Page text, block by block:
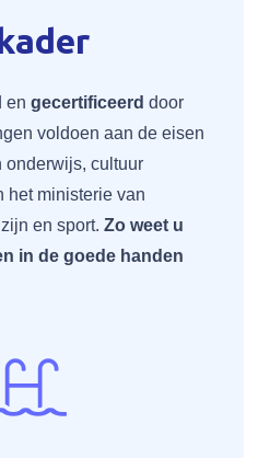
en gecertificeerd door
voldoen aan de eisen
onderwijs, cultuur
het ministerie van
en sport. Zo weet u
in de goede handen